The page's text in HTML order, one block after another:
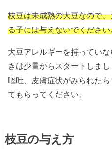
枝豆は未成熟の大豆なので
る子には与えないでください
大豆アレルギーを持ってい
きは少量からスタートしま
嘔吐、皮膚症状がみられた
てもらってください。
枝豆の与え方